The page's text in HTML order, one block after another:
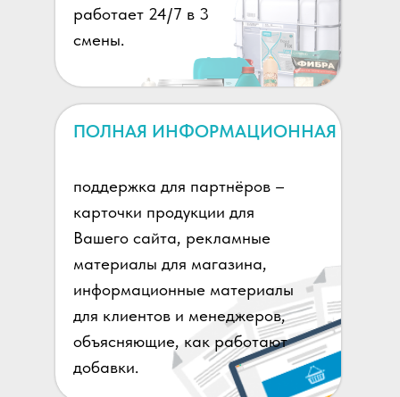
работает 24/7 в 3
смены.
ПОЛНАЯ ИНФОРМАЦИОННАЯ
поддержка для партнёров –
карточки продукции для
Вашего сайта, рекламные
материалы для магазина,
информационные материалы
для клиентов и менеджеров,
объясняющие, как работают
добавки.